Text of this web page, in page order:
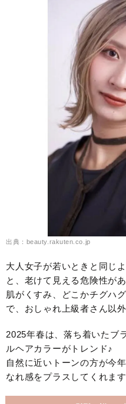
出典：beauty.rakuten.co.jp
大人女子が若いときと同じ
と、老けて見える危険性があ
肌がくすみ、どこかチグハ
で、おしゃれ上級者さん以
2025年春は、落ち着いたブ
ルヘアカラーがトレンド♪
自然に近いトーンの方が今
なれ感をプラスしてくれます